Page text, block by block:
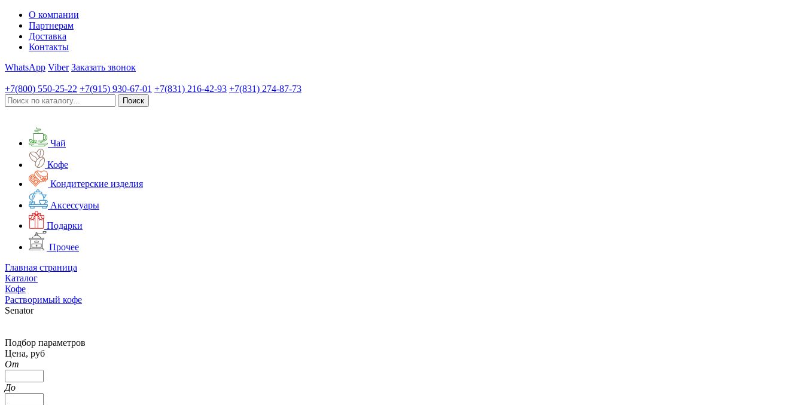
О компании
Партнерам
Доставка
Контакты
WhatsApp Viber Заказать звонок
+7(800) 550-25-22 +7(915) 930-67-01 +7(831) 216-42-93 +7(831) 274-87-73
Чай
Кофе
Кондитерские изделия
Аксессуары
Подарки
Прочее
Главная страница
Каталог
Кофе
Растворимый кофе
Senator
Подбор параметров
Цена, руб
От
До